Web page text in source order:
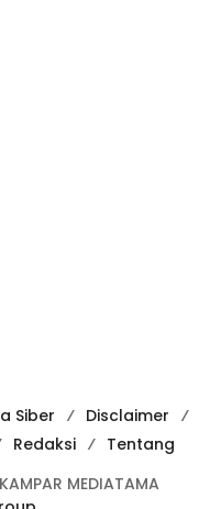
Siber
Disclaimer
Redaksi
Tentang
MEDIATAMA